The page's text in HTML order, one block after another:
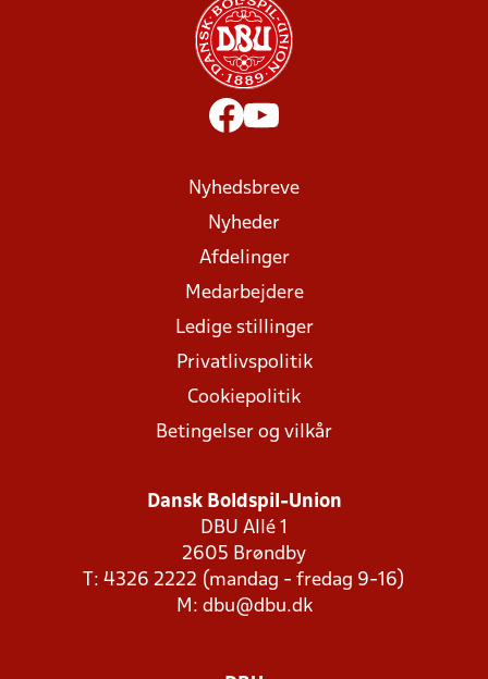
Nyhedsbreve
Nyheder
Afdelinger
Medarbejdere
Ledige stillinger
Privatlivspolitik
Cookiepolitik
Betingelser og vilkår
Dansk Boldspil-Union
DBU Allé 1
2605 Brøndby
T: 4326 2222 (mandag - fredag 9-16)
M: dbu@dbu.dk